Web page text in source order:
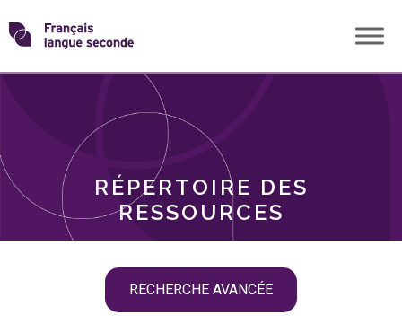
Skip
toTransformons
langue
RÉPERTOIRE DES
RESSOURCES
RECHERCHE AVANCÉE
THÈMES